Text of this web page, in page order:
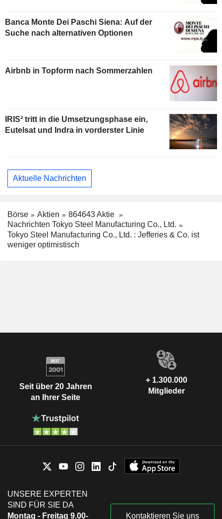
Banca Monte Dei Paschi Siena: Auf der
Suche nach alternativen Optionen
Airbnb in Topform nach Sommerzahlen
IRIS² tritt in die Umsetzungsphase ein,
Eutelsat und Indra in vorderster Linie
Aktuelle Nachrichten
Börse Aktien
864643 Aktie
Nachrichten Tokyo Steel Manufacturing Co., Ltd.
Tokyo Steel Manufacturing Co., Ltd. : Jefferies & Co. ist
weniger optimistisch
Seit über 20 Jahren
an Ihrer Seite
+ 1.300.000
Mitglieder
UNSERE EXPERTEN
SIND FÜR SIE DA
Montag - Freitag 9.00-
Kontaktieren Sie uns